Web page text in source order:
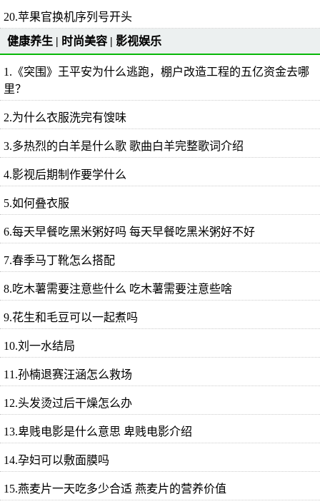
20.苹果官换机序列号开头
健康养生 | 时尚美容 | 影视娱乐
1.《突围》王平安为什么逃跑，棚户改造工程的五亿资金去哪
里？
2.为什么衣服洗完有馊味
3.多热烈的白羊是什么歌 歌曲白羊完整歌词介绍
4.影视后期制作要学什么
5.如何叠衣服
6.每天早餐吃黑米粥好吗 每天早餐吃黑米粥好不好
7.春季马丁靴怎么搭配
8.吃木薯需要注意些什么 吃木薯需要注意些啥
9.花生和毛豆可以一起煮吗
10.刘一水结局
11.孙楠退赛汪涵怎么救场
12.头发烫过后干燥怎么办
13.卑贱电影是什么意思 卑贱电影介绍
14.孕妇可以敷面膜吗
15.燕麦片一天吃多少合适 燕麦片的营养价值